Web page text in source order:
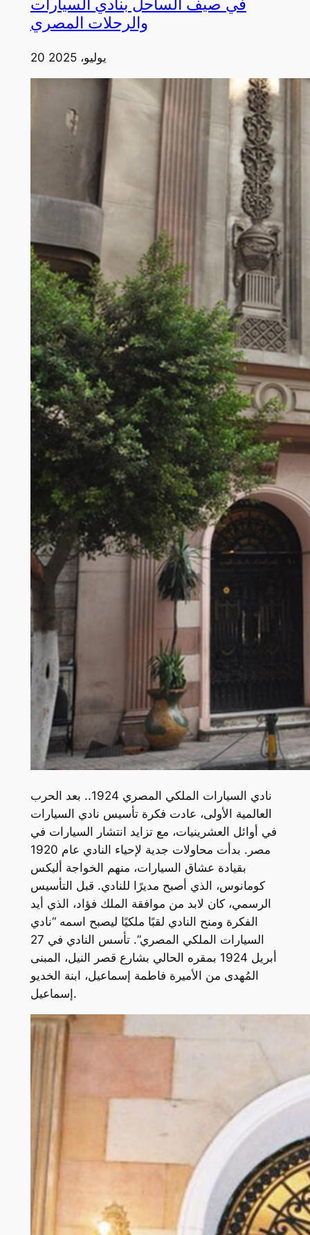
في صيف الساحل بنادي السيارات
والرحلات المصري
20 يوليو، 2025
نادي السيارات الملكي المصري 1924.. بعد الحرب
العالمية الأولى، عادت فكرة تأسيس نادي السيارات
في أوائل العشرينيات، مع تزايد انتشار السيارات في
مصر. بدأت محاولات جدية لإحياء النادي عام 1920
بقيادة عشاق السيارات، منهم الخواجة أليكس
كومانوس، الذي أصبح مديرًا للنادي. قبل التأسيس
الرسمي، كان لابد من موافقة الملك فؤاد، الذي أيد
الفكرة ومنح النادي لقبًا ملكيًا ليصبح اسمه “نادي
السيارات الملكي المصري”. تأسس النادي في 27
أبريل 1924 بمقره الحالي بشارع قصر النيل، المبنى
المُهدى من الأميرة فاطمة إسماعيل، ابنة الخديو
إسماعيل.